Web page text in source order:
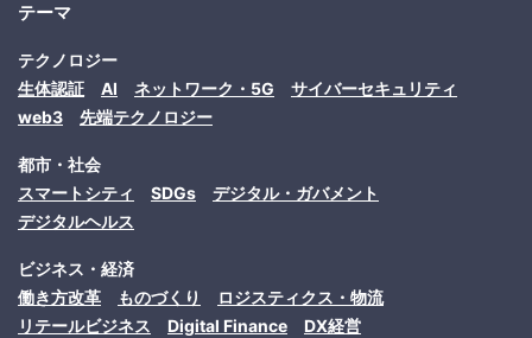
テーマ
テクノロジー
生体認証
AI ネットワーク・5G
サイバーセキュリティ
web3
先端テクノロジー
都市・社会
スマートシティ
SDGs
デジタル・ガバメント
デジタルヘルス
ビジネス・経済
働き方改革
ものづくり
ロジスティクス・物流
リテールビジネス
Digital Finance DX経営